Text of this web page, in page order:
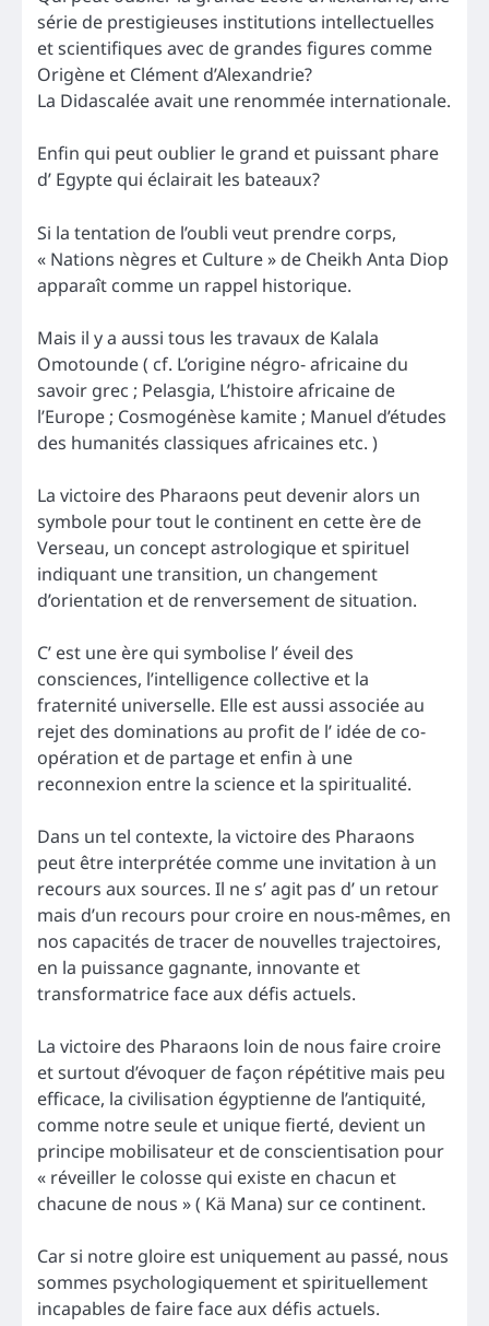
série de prestigieuses institutions intellectuelles
et scientifiques avec de grandes figures comme
Origène et Clément d’Alexandrie?
La Didascalée avait une renommée internationale.
Enfin qui peut oublier le grand et puissant phare
d’ Egypte qui éclairait les bateaux?
Si la tentation de l’oubli veut prendre corps,
« Nations nègres et Culture » de Cheikh Anta Diop
apparaît comme un rappel historique.
Mais il y a aussi tous les travaux de Kalala
Omotounde ( cf. L’origine négro- africaine du
savoir grec ; Pelasgia, L’histoire africaine de
l’Europe ; Cosmogénèse kamite ; Manuel d’études
des humanités classiques africaines etc. )
La victoire des Pharaons peut devenir alors un
symbole pour tout le continent en cette ère de
Verseau, un concept astrologique et spirituel
indiquant une transition, un changement
d’orientation et de renversement de situation.
C’ est une ère qui symbolise l’ éveil des
consciences, l’intelligence collective et la
fraternité universelle. Elle est aussi associée au
rejet des dominations au profit de l’ idée de co-
opération et de partage et enfin à une
reconnexion entre la science et la spiritualité.
Dans un tel contexte, la victoire des Pharaons
peut être interprétée comme une invitation à un
recours aux sources. Il ne s’ agit pas d’ un retour
mais d’un recours pour croire en nous-mêmes, en
nos capacités de tracer de nouvelles trajectoires,
en la puissance gagnante, innovante et
transformatrice face aux défis actuels.
La victoire des Pharaons loin de nous faire croire
et surtout d’évoquer de façon répétitive mais peu
efficace, la civilisation égyptienne de l’antiquité,
comme notre seule et unique fierté, devient un
principe mobilisateur et de conscientisation pour
« réveiller le colosse qui existe en chacun et
chacune de nous » ( Kä Mana) sur ce continent.
Car si notre gloire est uniquement au passé, nous
sommes psychologiquement et spirituellement
incapables de faire face aux défis actuels.